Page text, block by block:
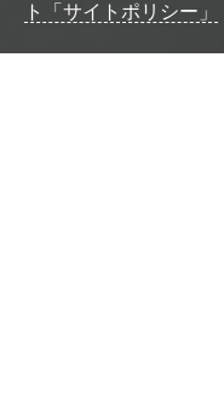
ト「サイトポリシー」